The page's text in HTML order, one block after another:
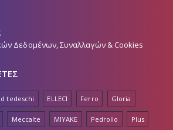
Δεδομένων, Συναλλαγών & Cookies
tedeschi ELLECI Ferro Gloria
Meccalte MIYAKE Pedrollo Plus